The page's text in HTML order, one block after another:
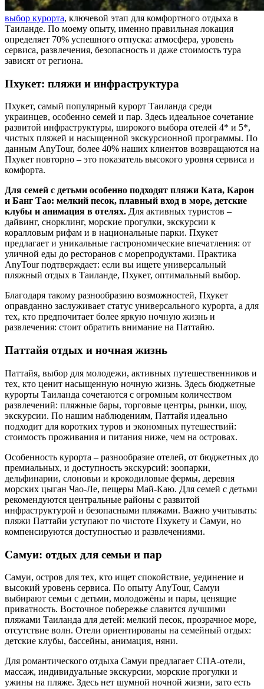
выбор курорта, ключевой этап для комфортного отдыха в
Таиланде. По моему опыту, именно правильная локация
определяет 70% успешного отпуска: атмосфера, уровень
сервиса, развлечения, безопасность и даже стоимость тура
зависят от региона.
Пхукет: пляжи и инфраструктура
Пхукет, самый популярный курорт Таиланда среди
украинцев, особенно семей и пар. Здесь идеальное сочетание
развитой инфраструктуры, широкого выбора отелей 4* и 5*,
чистых пляжей и насыщенной экскурсионной программы. По
данным AnyTour, более 40% наших клиентов возвращаются на
Пхукет повторно – это показатель высокого уровня сервиса и
комфорта.
Для семей с детьми особенно подходят пляжи Ката, Карон
и Банг Тао: мелкий песок, плавный вход в море, детские
клубы и анимация в отелях. Для активных туристов –
дайвинг, снорклинг, морские прогулки, экскурсии к
коралловым рифам и в национальные парки. Пхукет
предлагает и уникальные гастрономические впечатления: от
уличной еды до ресторанов с морепродуктами. Практика
AnyTour подтверждает: если вы ищете универсальный
пляжный отдых в Таиланде, Пхукет, оптимальный выбор.
Благодаря такому разнообразию возможностей, Пхукет
оправданно заслуживает статус универсального курорта, а для
тех, кто предпочитает более яркую ночную жизнь и
развлечения: стоит обратить внимание на Паттайю.
Паттайя отдых и ночная жизнь
Паттайя, выбор для молодежи, активных путешественников и
тех, кто ценит насыщенную ночную жизнь. Здесь бюджетные
курорты Таиланда сочетаются с огромным количеством
развлечений: пляжные бары, торговые центры, рынки, шоу,
экскурсии. По нашим наблюдениям, Паттайя идеально
подходит для коротких туров и экономных путешествий:
стоимость проживания и питания ниже, чем на островах.
Особенность курорта – разнообразие отелей, от бюджетных до
премиальных, и доступность экскурсий: зоопарки,
дельфинарии, слоновьи и крокодиловые фермы, деревня
морских цыган Чао-Ле, пещеры Май-Каю. Для семей с детьми
рекомендуются центральные районы с развитой
инфраструктурой и безопасными пляжами. Важно учитывать:
пляжи Паттайи уступают по чистоте Пхукету и Самуи, но
компенсируются доступностью и развлечениями.
Самуи: отдых для семьи и пар
Самуи, остров для тех, кто ищет спокойствие, уединение и
высокий уровень сервиса. По опыту AnyTour, Самуи
выбирают семьи с детьми, молодожёны и пары, ценящие
приватность. Восточное побережье славится лучшими
пляжами Таиланда для детей: мелкий песок, прозрачное море,
отсутствие волн. Отели ориентированы на семейный отдых:
детские клубы, бассейны, анимация, няни.
Для романтического отдыха Самуи предлагает СПА-отели,
массаж, индивидуальные экскурсии, морские прогулки и
ужины на пляже. Здесь нет шумной ночной жизни, зато есть